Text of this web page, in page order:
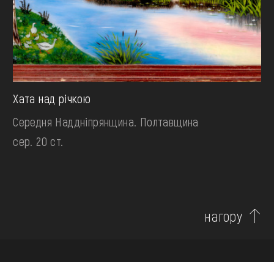
Хата над річкою
Середня Наддніпрянщина. Полтавщина
сер. 20 ст.
нагору